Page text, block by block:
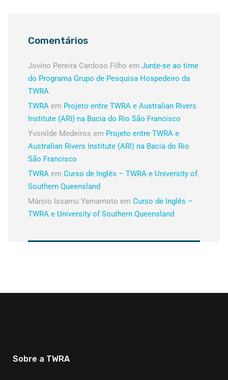
Comentários
Jovino Pereira Cardoso Filho em Junte-se ao time
do Programa Grupo de Pesquisa Hospedeiro da
TWRA
TWRA em Projeto entre TWRA e Australian Rivers
Institute (ARI) na Bacia do Rio São Francisco
Yvonilde Medeiros em Projeto entre TWRA e
Australian Rivers Institute (ARI) na Bacia do Rio
São Francisco
TWRA em Curso de Inglês – TWRA e University of
Southern Queensland
Márcio Issamu Yamamoto em Curso de Inglês –
TWRA e University of Southern Queensland
Sobre a TWRA